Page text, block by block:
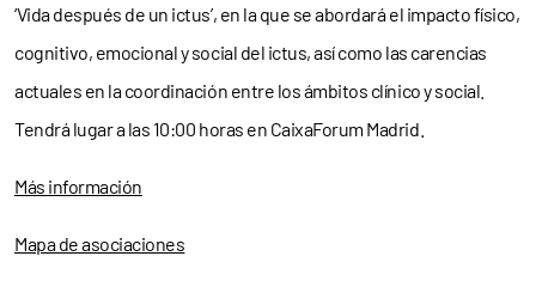
‘Vida después de un ictus’, en la que se abordará el impacto físico,
cognitivo, emocional y social del ictus, así como las carencias
actuales en la coordinación entre los ámbitos clínico y social.
Tendrá lugar a las 10:00 horas en CaixaForum Madrid.
Más información
Mapa de asociaciones